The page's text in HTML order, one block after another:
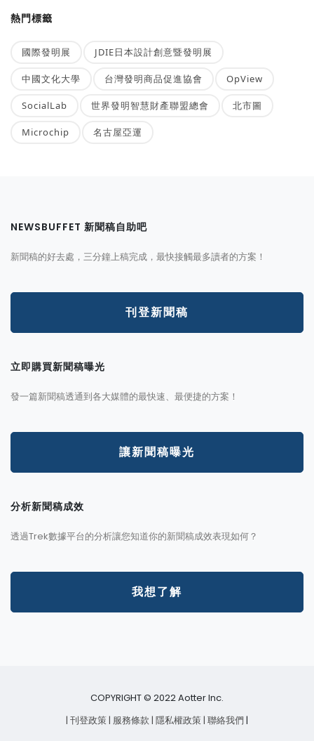
熱門標籤
國際發明展 JDIE日本設計創意暨發明展
中國文化大學 台灣發明商品促進協會 OpView
SocialLab 世界發明智慧財產聯盟總會 北市圖
Microchip 名古屋亞運
NEWSBUFFET 新聞稿自助吧
新聞稿的好去處，三分鐘上稿完成，最快接觸最多讀者的方案！
刊登新聞稿
立即購買新聞稿曝光
發一篇新聞稿透通到各大媒體的最快速、最便捷的方案！
讓新聞稿曝光
分析新聞稿成效
透過Trek數據平台的分析讓您知道你的新聞稿成效表現如何？
我想了解
COPYRIGHT © 2022 Aotter Inc.
| 刊登政策| 服務條款 | 隱私權政策| 聯絡我們 |